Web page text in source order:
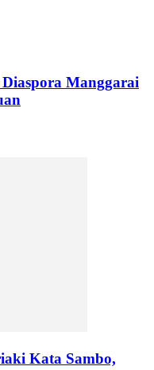
Manggarai
Kata Sambo,